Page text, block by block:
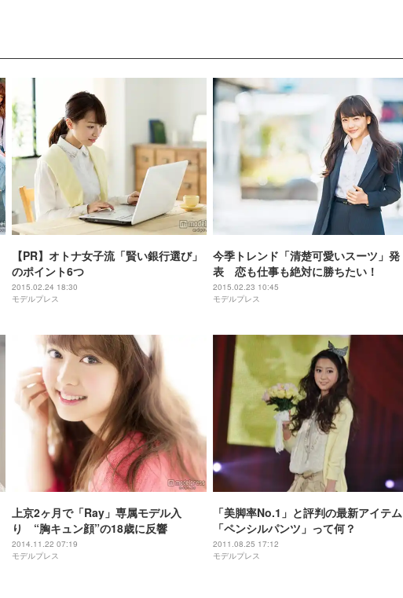
【PR】オトナ女子流「賢い銀行選び」
のポイント6つ
2015.02.24 18:30
モデルプレス
今季トレンド「清楚可愛いスーツ」発
表 恋も仕事も絶対に勝ちたい！
2015.02.23 10:45
モデルプレス
上京2ヶ月で「Ray」専属モデル入
り “胸キュン顔”の18歳に反響
2014.11.22 07:19
モデルプレス
「美脚率No.1」と評判の最新アイテム
「ペンシルパンツ」って何？
2011.08.25 17:12
モデルプレス